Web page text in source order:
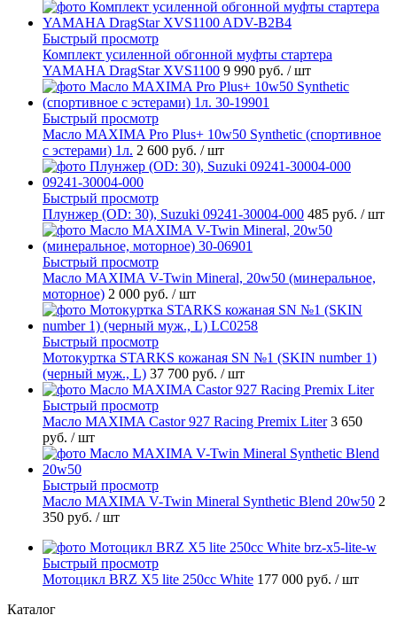
Быстрый просмотр
Комплект усиленной обгонной муфты стартера
YAMAHA DragStar XVS1100 9 990 руб. / шт
Быстрый просмотр
Масло MAXIMA Pro Plus+ 10w50 Synthetic (спортивное
с эстерами) 1л. 2 600 руб. / шт
Быстрый просмотр
Плунжер (OD: 30), Suzuki 09241-30004-000 485 руб. / шт
Быстрый просмотр
Масло MAXIMA V-Twin Mineral, 20w50 (минеральное,
моторное) 2 000 руб. / шт
Быстрый просмотр
Мотокуртка STARKS кожаная SN №1 (SKIN number 1)
(черный муж., L) 37 700 руб. / шт
Быстрый просмотр
Масло MAXIMA Castor 927 Racing Premix Liter 3 650
руб. / шт
Быстрый просмотр
Масло MAXIMA V-Twin Mineral Synthetic Blend 20w50 2
350 руб. / шт
Быстрый просмотр
Мотоцикл BRZ X5 lite 250cc White 177 000 руб. / шт
Каталог